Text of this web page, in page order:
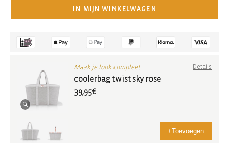
IN MIJN WINKELWAGEN
Maak je look compleet Details
coolerbag twist sky rose
39,95€
+Toevoegen